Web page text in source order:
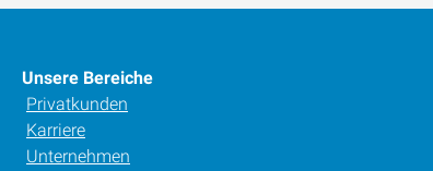
Unsere Bereiche
Privatkunden
Karriere
Unternehmen